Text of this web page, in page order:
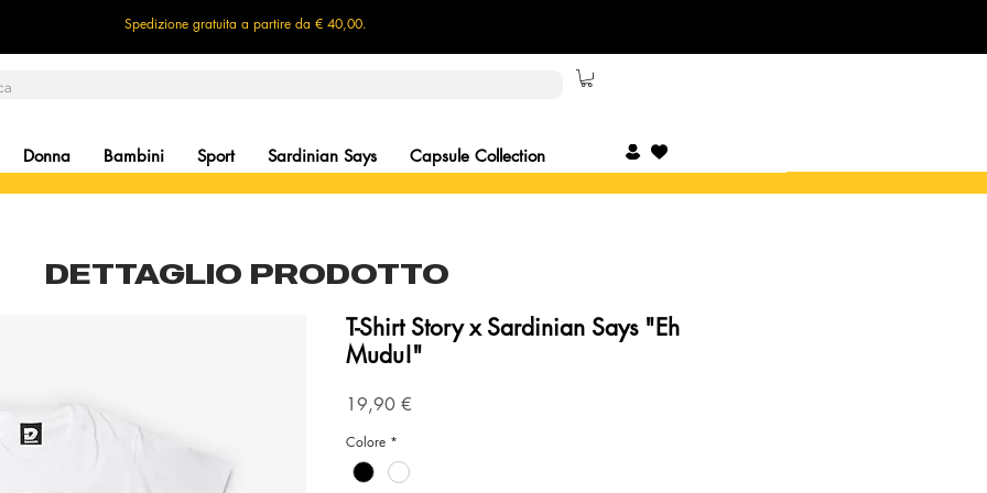
Spedizione gratuita a partire da € 40,00.
Donna Bambini Sport Sardinian Says Capsule Collection
DETTAGLIO PRODOTTO
T-Shirt Story x Sardinian Says "Eh
Mudu!"
19,90 €
Colore *